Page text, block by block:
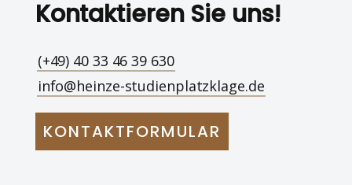
Kontaktieren Sie uns!
(+49) 40 33 46 39 630
info@heinze-studienplatzklage.de
KONTAKTFORMULAR